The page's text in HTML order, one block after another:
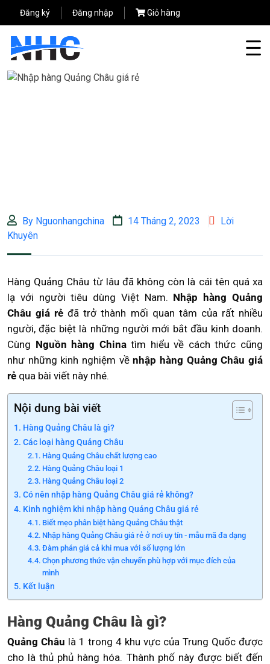
Đăng ký Đăng nhập Giỏ hàng
By Nguonhangchina 14 Tháng 2, 2023
Lời
Khuyên
Hàng Quảng Châu từ lâu đã không còn là cái tên quá xa
lạ với người tiêu dùng Việt Nam. Nhập hàng Quảng
Châu giá rẻ đã trở thành mối quan tâm của rất nhiều
người, đặc biệt là những người mới bắt đầu kinh doanh.
Cùng Nguồn hàng Chinatìm hiểu về cách thức cũng
như những kinh nghiệm vềnhập hàng Quảng Châu giá
rẻ qua bài viết này nhé.
Nội dung bài viết
Hàng Quảng Châu là gì?
Các loại hàng Quảng Châu
Hàng Quảng Châu chất lượng cao
Hàng Quảng Châu loại 1
Hàng Quảng Châu loại 2
Có nên nhập hàng Quảng Châu giá rẻ không?
Kinh nghiệm khi nhập hàng Quảng Châu giá rẻ
Biết mẹo phân biệt hàng Quảng Châu thật
Nhập hàng Quảng Châu giá rẻ ở nơi uy tín - mẫu mã đa dạng
Đàm phán giá cả khi mua với số lượng lớn
Chọn phương thức vận chuyển phù hợp với mục đích của
mình
Kết luận
Hàng Quảng Châu là gì?
Quảng Châu là 1 trong 4 khu vực của Trung Quốc được
cho là thủ phủ hàng hóa. Thành phố này được biết đến